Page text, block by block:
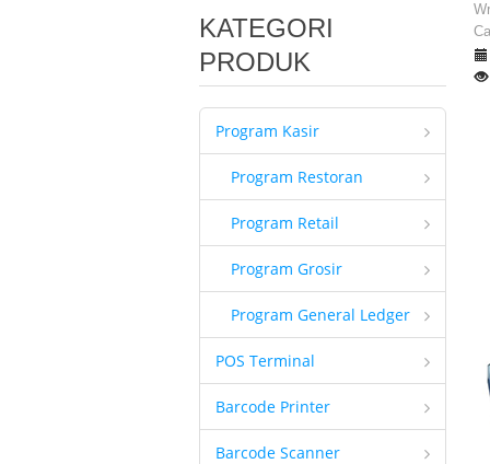
KATEGORI
PRODUK
Program Kasir
Program Restoran
Program Retail
Program Grosir
Program General Ledger
POS Terminal
Barcode Printer
Barcode Scanner